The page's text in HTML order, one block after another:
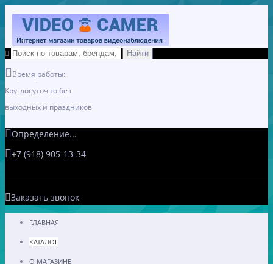
Время работы:
Круглосуточно без
выходных и праздников
Определение...
+7 (918) 905-13-34
Заказать звонок
ГЛАВНАЯ
КАТАЛОГ
О МАГАЗИНЕ